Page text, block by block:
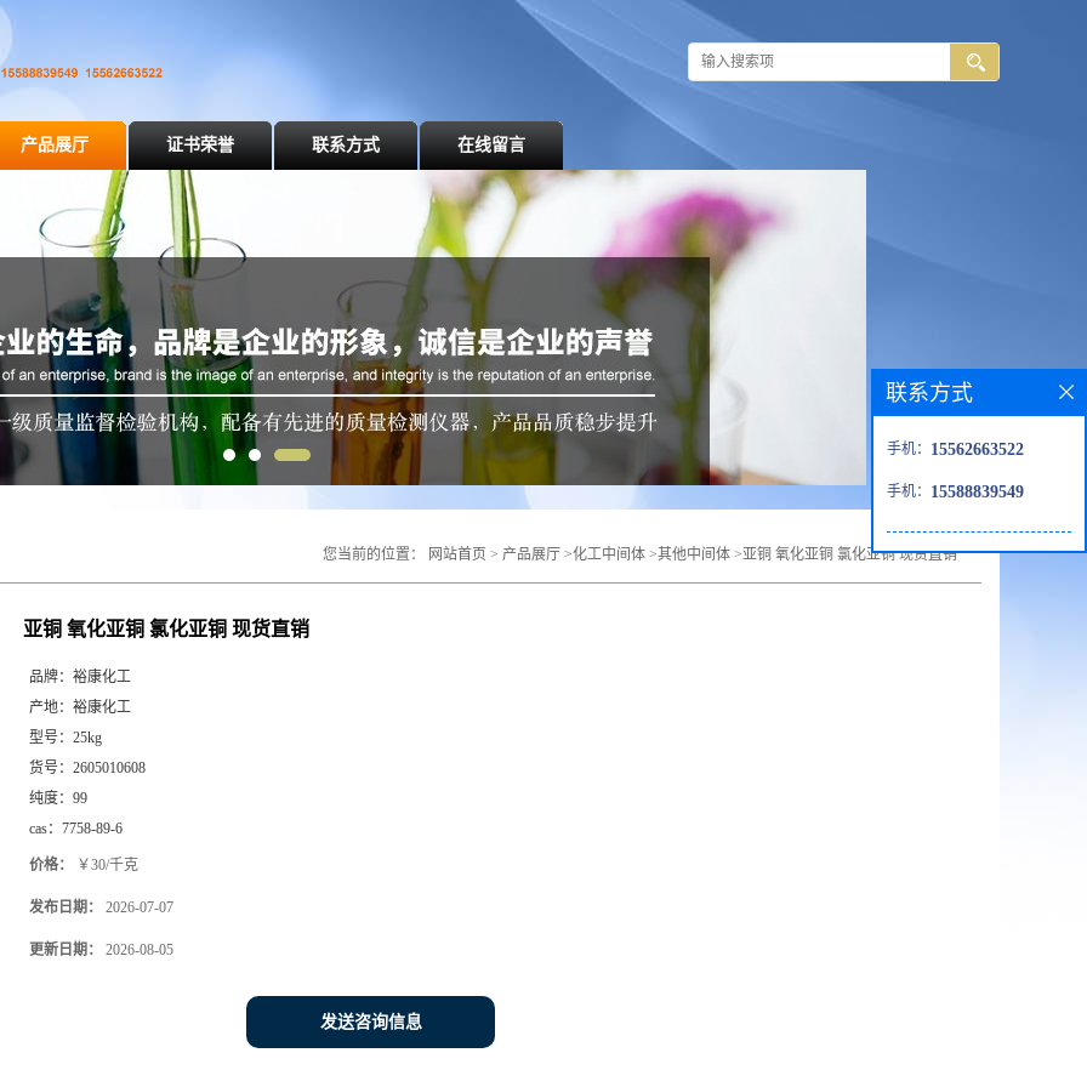
产品展厅 证书荣誉 联系方式 在线留言
您当前的位置： 网站首页 > 产品展厅 >化工中间体 >其他中间体 >亚铜 氧化亚铜 氯化亚铜 现货直销
亚铜 氧化亚铜 氯化亚铜 现货直销
品牌： 裕康化工
产地： 裕康化工
型号： 25kg
货号： 2605010608
纯度： 99
cas： 7758-89-6
价格： ￥30/千克
发布日期： 2026-07-07
更新日期： 2026-08-05
发送咨询信息
联系方式
手机： 15562663522
手机： 15588839549